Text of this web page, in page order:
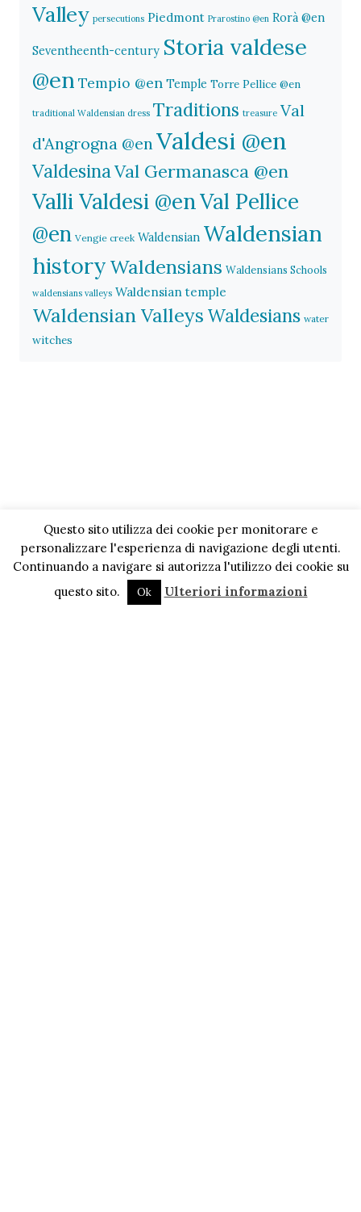
Valley persecutions Piedmont Prarostino @en Rorà @en
Seventheenth-century Storia valdese
@en Tempio @en Temple Torre Pellice @en
traditional Waldensian dress Traditions treasure Val
d'Angrogna @enValdesi @en
ValdesinaVal Germanasca @en
Valli Valdesi @enVal Pellice
@en Vengie creek Waldensian Waldensian
historyWaldensians Waldensians Schools
waldensians valleys Waldensian temple
Waldensian Valleys Waldesians water
witches
Questo sito utilizza dei cookie per monitorare e
personalizzare l'esperienza di navigazione degli utenti.
Continuando a navigare si autorizza l'utilizzo dei cookie su
questo sito.
Ok Ulteriori informazioni